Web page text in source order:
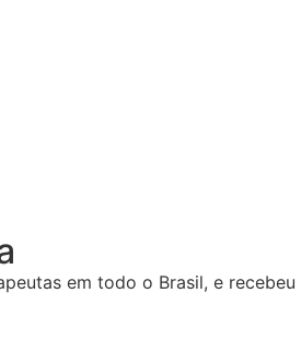
em todo o Brasil, e recebeu